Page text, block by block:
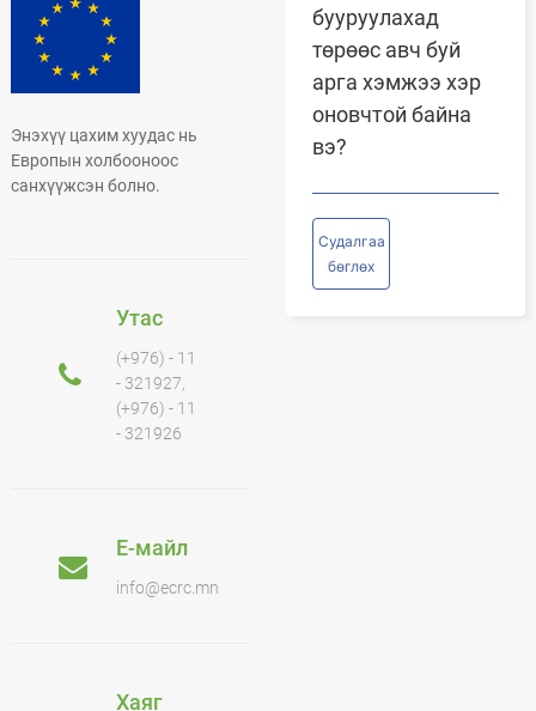
Энэхүү цахим хуудас нь
Европын холбооноос
санхүүжсэн болно.
Утас
(+976) - 11
- 321927,
(+976) - 11
- 321926
Е-майл
info@ecrc.mn
Хаяг
бууруулахад
төрөөс авч буй
арга хэмжээ хэр
оновчтой байна
вэ?
Судалгаа
бөглөх